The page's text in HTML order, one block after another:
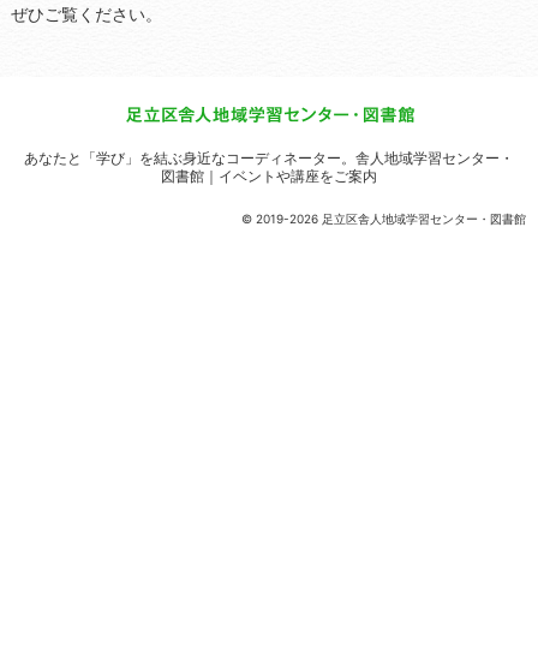
ぜひご覧ください。
© 2019-2026 足立区舎人地域学習センター・図書館
あなたと「学び」を結ぶ身近なコーディネーター。 舎人地域学習センター・
図書館｜イベントや講座をご案内